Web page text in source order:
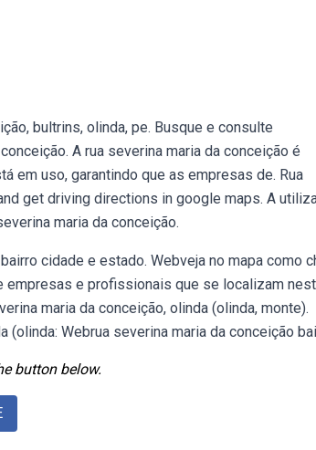
bultrins, olinda, pe. Busque e consulte
A rua severina maria da conceição é
em uso, garantindo que as empresas de. Rua
get driving directions in google maps. A
maria da conceição.
cidade e estado. Webveja no mapa como
empresas e profissionais que se localizam
maria da conceição, olinda (olinda, monte).
Webrua severina maria da conceição
button below.